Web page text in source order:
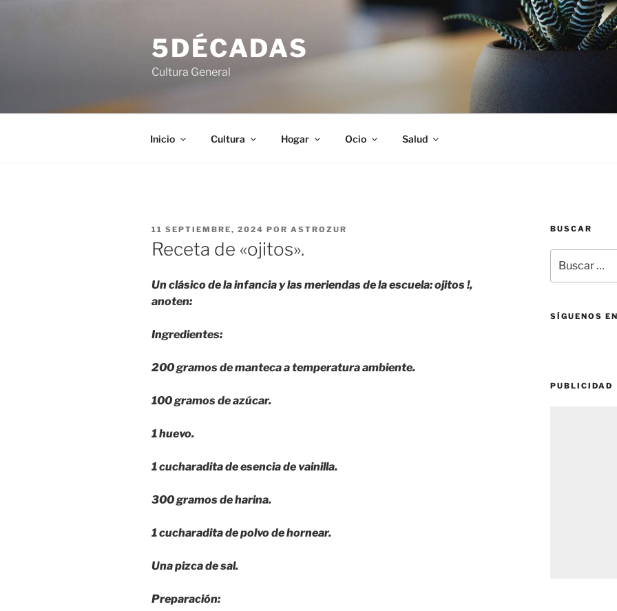
5DÉCADAS
Cultura General
Inicio Cultura Hogar Ocio Salud
PUBLICADO
EL
11 SEPTIEMBRE, 2024 POR ASTROZUR
Receta de «ojitos».
Un clásico de la infancia y las meriendas de la escuela: ojitos !,
anoten:
Ingredientes:
200 gramos de manteca a temperatura ambiente.
100 gramos de azúcar.
1 huevo.
1 cucharadita de esencia de vainilla.
300 gramos de harina.
1 cucharadita de polvo de hornear.
Una pizca de sal.
Preparación:
BUSCAR
por:
SÍGUENOS
PUBLICIDAD